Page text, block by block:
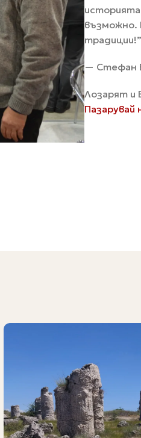
възможно.
традиции!”
— Стефан
Лозарят и
Пазарувай